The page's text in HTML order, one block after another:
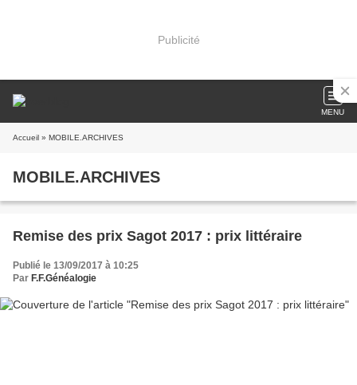
Publicité
MENU
Accueil » MOBILE.ARCHIVES
MOBILE.ARCHIVES
Remise des prix Sagot 2017 : prix littéraire
Publié le 13/09/2017 à 10:25
Par F.F.Généalogie